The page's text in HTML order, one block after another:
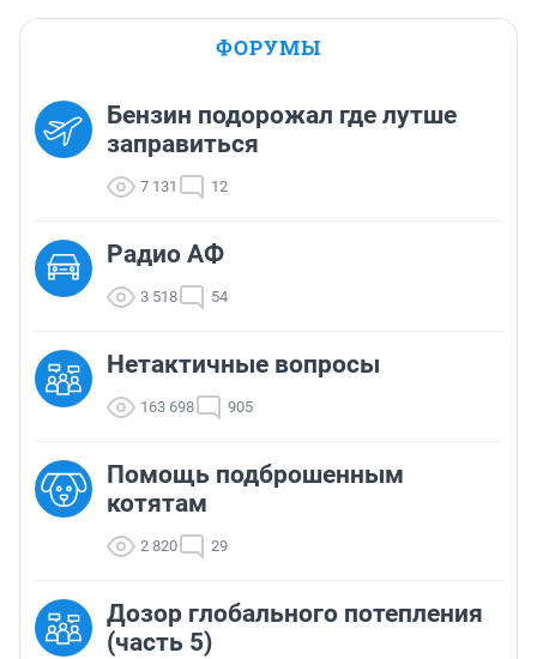
ФОРУМЫ
Бензин подорожал где лутше
заправиться
7 131 12
Радио АФ
3 518 54
Нетактичные вопросы
163 698 905
Помощь подброшенным
котятам
2 820 29
Дозор глобального потепления
(часть 5)